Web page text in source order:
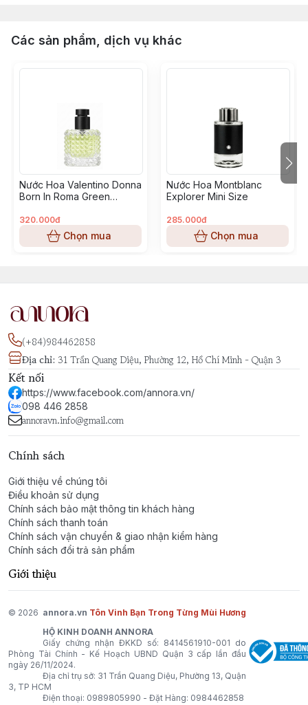
Good Girl by Carolina Herrera - Hương Thơm Phương
Phương Đông Hoa Cỏ (Oriental Floral), được ra mắt
vào năm 2016 bởi thương hiệu Carolina Herrera. Được
sáng tạo bởi các nhà pha chế tài ba Louise Turner và
Quentin Bisch, mùi hương này mang đến sự kết hợp
tuyệt vời giữa các nốt hương ngọt ngào, quyến rũ và
ấm áp, tạo nên một phong cách nữ tính, sang trọng và
đầy bí ẩn.
Hương đầu mở ra với sự ngọt ngào và ấm áp từ hạnh
giữa nổi bật với sự thanh thoát của hoa nhài Sambac,
nên một lớp hương hoa cỏ quyến rũ, nữ tính. Khép lại
là lớp hương nền ấm áp từ đậu tonka, ca cao, vani,
praline, gỗ đàn hương, xạ hương, hổ phách, gỗ
cashmere, patchouli, quế và gỗ tuyết tùng, mang đến
một dấu ấn mạnh mẽ, sâu lắng và lâu dài.
Good Girl là lựa chọn lý tưởng cho những ai yêu thích
sự sang trọng, quyến rũ và đầy bí ẩn, phù hợp cho
những buổi tối lãng mạn hay những dịp đặc biệt.
Các sản phẩm, dịch vụ khác
Nước Hoa Valentino Donna
Born In Roma Green
320.000đ
Chọn mua
Nước Hoa Montblanc
Explorer Mini Size
285.000đ
Chọn mua
(+84)984462858
Địa chỉ: 31 Trần Quang Diệu, Phường 12, Hồ Chí Minh - Quận 3
Kết nối
https://www.facebook.com/annora.vn/
098 446 2858
annoravn.info@gmail.com
Chính sách
Giới thiệu về chúng tôi
Điều khoản sử dụng
Chính sách bảo mật thông tin khách hàng
Chính sách thanh toán
Chính sách vận chuyển & giao nhận kiểm hàng
Chính sách đổi trả sản phẩm
Giới thiệu
© 2026 annora.vn Tôn Vinh Bạn Trong Từng Mùi Hương
HỘ KINH DOANH ANNORA
Giấy chứng nhận ĐKKD số: 8414561910-001 do
Phòng Tài Chính - Kế Hoạch UBND Quận 3 cấp lần đầu
ngày 26/11/2024.
Địa chỉ trụ sở: 31 Trần Quang Diệu, Phường 13, Quận
3, TP HCM
Điện thoại: 0989805990 - Đặt Hàng: 0984462858